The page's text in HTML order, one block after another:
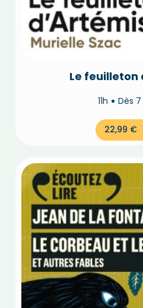
Le feuilleton
11h Dès
22,99 €